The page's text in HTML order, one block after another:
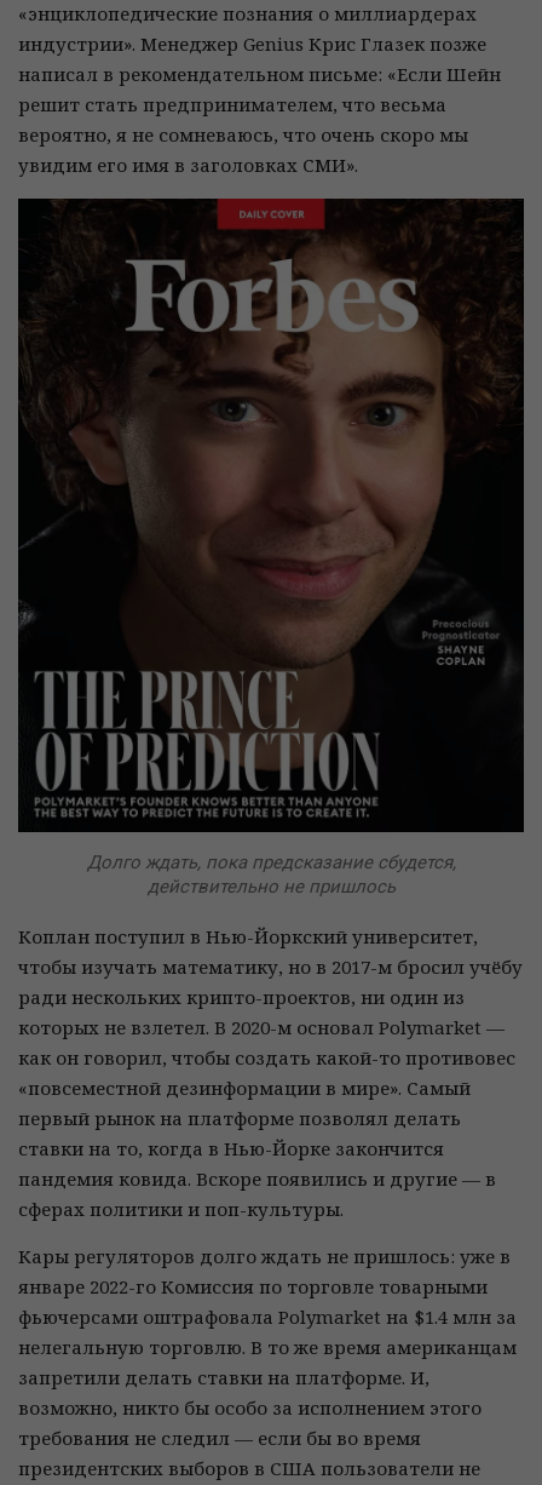
«энциклопедические познания о миллиардерах
индустрии». Менеджер Genius Крис Глазек позже
написал в рекомендательном письме: «Если Шейн
решит стать предпринимателем, что весьма
вероятно, я не сомневаюсь, что очень скоро мы
увидим его имя в заголовках СМИ».
Долго ждать, пока предсказание сбудется,
действительно не пришлось
Коплан поступил в Нью-Йоркский университет,
чтобы изучать математику, но в 2017-м бросил учёбу
ради нескольких крипто-проектов, ни один из
которых не взлетел. В 2020-м основал Polymarket —
как он говорил, чтобы создать какой-то противовес
«повсеместной дезинформации в мире». Самый
первый рынок на платформе позволял делать
ставки на то, когда в Нью-Йорке закончится
пандемия ковида. Вскоре появились и другие — в
сферах политики и поп-культуры.
Кары регуляторов долго ждать не пришлось: уже в
январе 2022-го Комиссия по торговле товарными
фьючерсами оштрафовала Polymarket на $1.4 млн за
нелегальную торговлю. В то же время американцам
запретили делать ставки на платформе. И,
возможно, никто бы особо за исполнением этого
требования не следил — если бы во время
президентских выборов в США пользователи не